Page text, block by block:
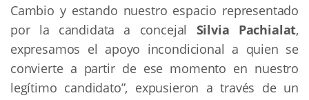
Cambio y estando nuestro espacio representado
por la candidata a concejal Silvia Pachialat,
expresamos el apoyo incondicional a quien se
convierte a partir de ese momento en nuestro
legítimo candidato”, expusieron a través de un